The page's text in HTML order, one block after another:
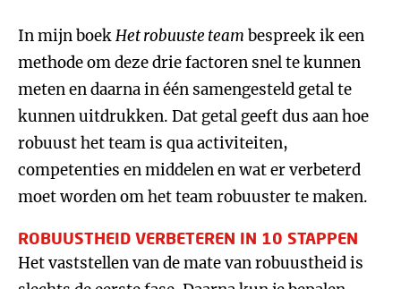
In mijn boekHet robuuste team bespreek ik een
methode om deze drie factoren snel te kunnen
meten en daarna in één samengesteld getal te
kunnen uitdrukken. Dat getal geeft dus aan hoe
robuust het team is qua activiteiten,
competenties en middelen en wat er verbeterd
moet worden om het team robuuster te maken.
ROBUUSTHEID VERBETEREN IN 10 STAPPEN
Het vaststellen van de mate van robuustheid is